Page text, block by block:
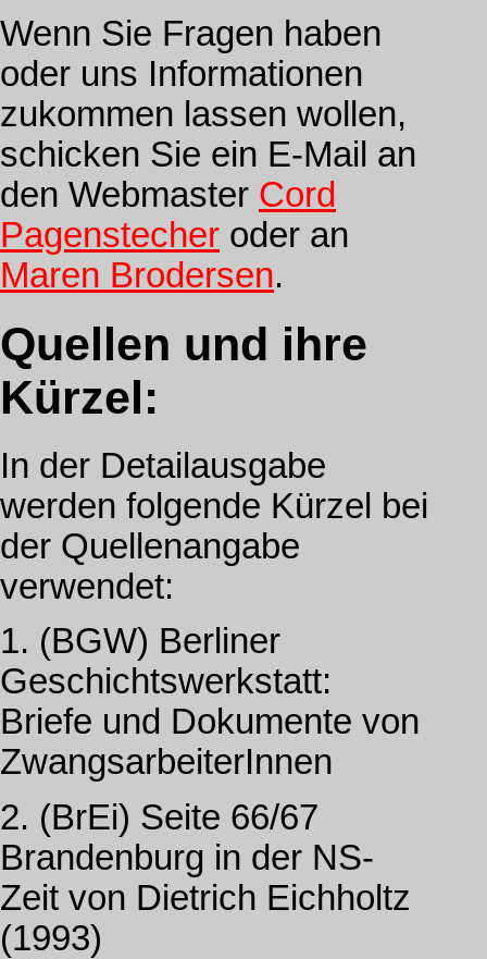
Wenn Sie Fragen haben
oder uns Informationen
zukommen lassen wollen,
schicken Sie ein E-Mail an
den Webmaster Cord
Pagenstecher oder an
Maren Brodersen.
Quellen und ihre
Kürzel:
In der Detailausgabe
werden folgende Kürzel bei
der Quellenangabe
verwendet:
1. (BGW) Berliner
Geschichtswerkstatt:
Briefe und Dokumente von
ZwangsarbeiterInnen
2. (BrEi) Seite 66/67
Brandenburg in der NS-
Zeit von Dietrich Eichholtz
(1993)